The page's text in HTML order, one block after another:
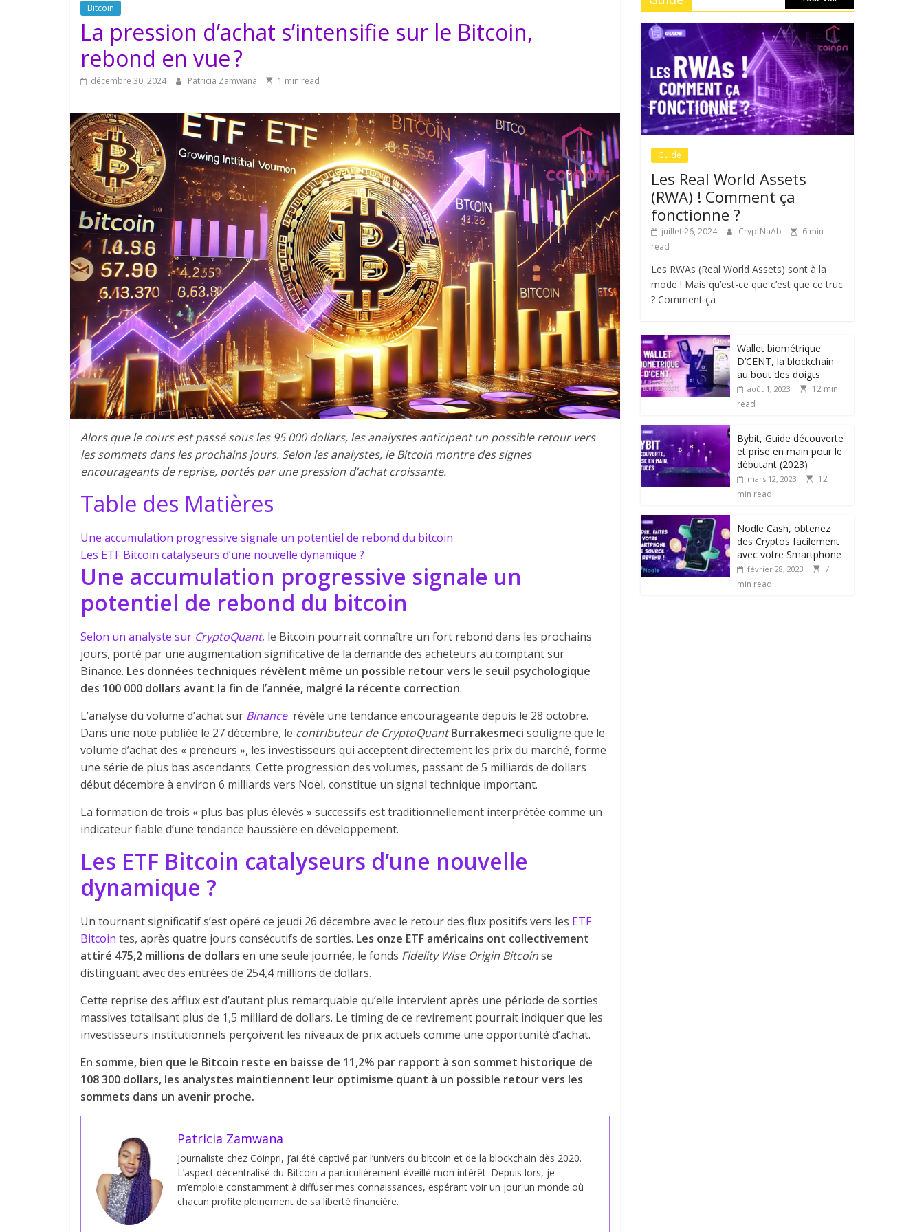
Bitcoin
La pression d’achat s’intensifie sur le Bitcoin,
rebond en vue ?
décembre 30, 2024 Patricia Zamwana 1 min read
Alors que le cours est passé sous les 95 000 dollars, les analystes anticipent un possible retour vers
les sommets dans les prochains jours. Selon les analystes, le Bitcoin montre des signes
encourageants de reprise, portés par une pression d’achat croissante.
Table des Matières
Une accumulation progressive signale un potentiel de rebond du bitcoin
Les ETF Bitcoin catalyseurs d’une nouvelle dynamique ?
Une accumulation progressive signale un
potentiel de rebond du bitcoin
Selon un analyste sur CryptoQuant, le Bitcoin pourrait connaître un fort rebond dans les prochains
jours, porté par une augmentation significative de la demande des acheteurs au comptant sur
Binance. Les données techniques révèlent même un possible retour vers le seuil psychologique
des 100 000 dollars avant la fin de l’année, malgré la récente correction.
L’analyse du volume d’achat sur Binancerévèle une tendance encourageante depuis le 28 octobre.
Dans une note publiée le 27 décembre, le contributeur de CryptoQuantBurrakesmeci souligne que le
volume d’achat des « preneurs », les investisseurs qui acceptent directement les prix du marché, forme
une série de plus bas ascendants. Cette progression des volumes, passant de 5 milliards de dollars
début décembre à environ 6 milliards vers Noël, constitue un signal technique important.
La formation de trois « plus bas plus élevés » successifs est traditionnellement interprétée comme un
indicateur fiable d’une tendance haussière en développement.
Les ETF Bitcoin catalyseurs d’une nouvelle
dynamique ?
Un tournant significatif s’est opéré ce jeudi 26 décembre avec le retour des flux positifs vers les ETF
Bitcoin tes, après quatre jours consécutifs de sorties. Les onze ETF américains ont collectivement
attiré 475,2 millions de dollars en une seule journée, le fonds Fidelity Wise Origin Bitcoinse
distinguant avec des entrées de 254,4 millions de dollars.
Cette reprise des afflux est d’autant plus remarquable qu’elle intervient après une période de sorties
massives totalisant plus de 1,5 milliard de dollars. Le timing de ce revirement pourrait indiquer que les
investisseurs institutionnels perçoivent les niveaux de prix actuels comme une opportunité d’achat.
En somme, bien que le Bitcoin reste en baisse de 11,2% par rapport à son sommet historique de
108 300 dollars, les analystes maintiennent leur optimisme quant à un possible retour vers les
sommets dans un avenir proche.
Patricia Zamwana
Journaliste chez Coinpri, j’ai été captivé par l’univers du bitcoin et de la blockchain dès 2020.
L’aspect décentralisé du Bitcoin a particulièrement éveillé mon intérêt. Depuis lors, je
m’emploie constamment à diffuser mes connaissances, espérant voir un jour un monde où
chacun profite pleinement de sa liberté financière.
Guide
Les Real World Assets
(RWA) ! Comment ça
fonctionne ?
juillet 26, 2024 CryptNaAb
6 min
read
Les RWAs (Real World Assets) sont à la
mode ! Mais qu’est-ce que c’est que ce truc
? Comment ça
Wallet biométrique
D’CENT, la blockchain
au bout des doigts
août 1, 2023
12 min
read
Bybit, Guide découverte
et prise en main pour le
débutant (2023)
mars 12, 2023
12
min read
Nodle Cash, obtenez
des Cryptos facilement
avec votre Smartphone
février 28, 2023
7
min read